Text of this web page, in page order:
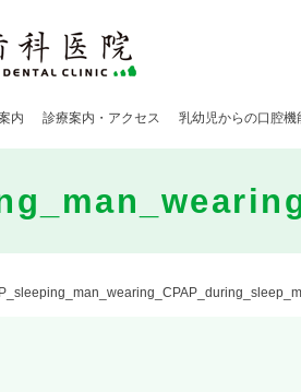
内 診療案内・アクセス 乳幼児からの口腔機